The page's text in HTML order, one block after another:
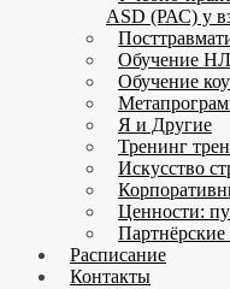
ASD (РАС) у
Обучение
Обучение
Я и Другие
Тренинг
Искусство
Ценности:
Расписание
Контакты